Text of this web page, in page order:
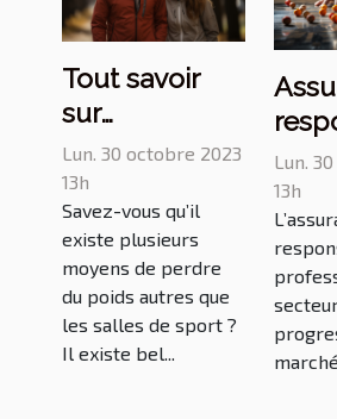
Tout savoir
sur
l’importance
d’une marche
rapide ?
Lun. 30 octobre 2023
13h
Savez-vous qu’il
existe plusieurs
moyens de perdre
du poids autres que
les salles de sport ?
Il existe bel...
: que
Lun.
13h
marché